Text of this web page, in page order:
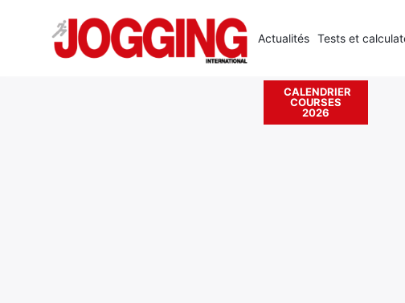
Actualités Tests et
CALENDRIER
COURSES
2026
Rechercher